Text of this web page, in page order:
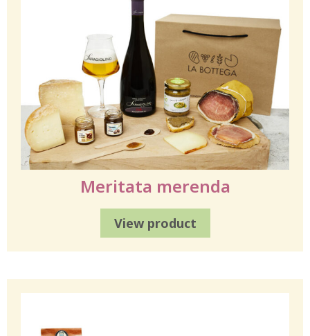
Meritata merenda
View product